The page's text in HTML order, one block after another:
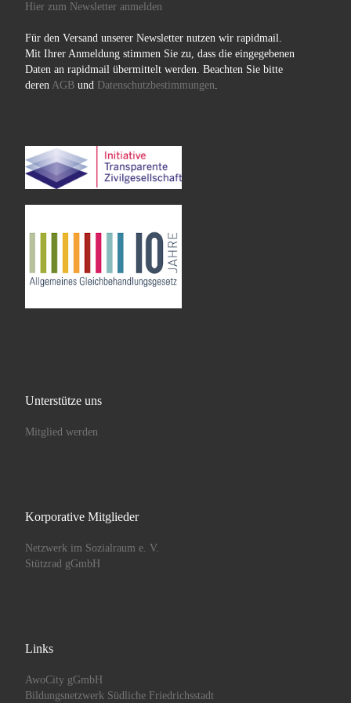
Hier zum Newsletter anmelden
Für den Versand unserer Newsletter nutzen wir rapidmail.
Mit Ihrer Anmeldung stimmen Sie zu, dass die eingegebenen
Daten an rapidmail übermittelt werden. Beachten Sie bitte
deren AGBund Datenschutzbestimmungen
Unterstütze uns
Mitglied werden
Korporative Mitglieder
Netzwerk im Sozialraum e. V.
Stützrad gGmbH
Links
AwoCity gGmbH
Bildungsnetzwerk Südliche Friedrichsstadt